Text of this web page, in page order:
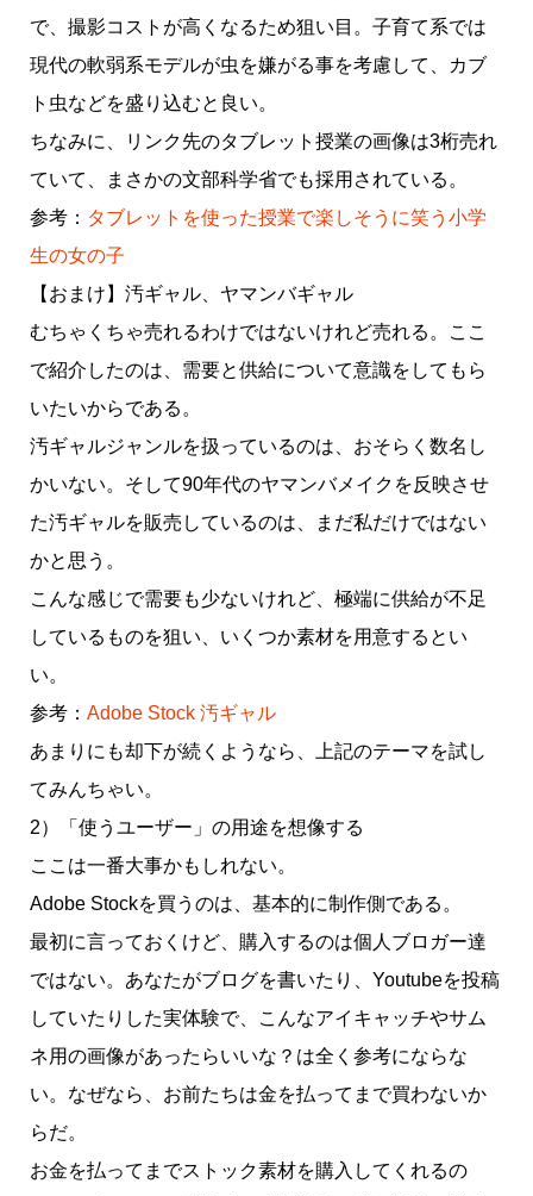
で、撮影コストが高くなるため狙い目。子育て系では
現代の軟弱系モデルが虫を嫌がる事を考慮して、カブ
ト虫などを盛り込むと良い。
ちなみに、リンク先のタブレット授業の画像は3桁売れ
ていて、まさかの文部科学省でも採用されている。
参考： タブレットを使った授業で楽しそうに笑う小学
生の女の子
【おまけ】汚ギャル、ヤマンバギャル
むちゃくちゃ売れるわけではないけれど売れる。ここ
で紹介したのは、需要と供給について意識をしてもら
いたいからである。
汚ギャルジャンルを扱っているのは、おそらく数名し
かいない。そして90年代のヤマンバメイクを反映させ
た汚ギャルを販売しているのは、まだ私だけではない
かと思う。
こんな感じで需要も少ないけれど、極端に供給が不足
しているものを狙い、いくつか素材を用意するとい
い。
参考： Adobe Stock 汚ギャル
あまりにも却下が続くようなら、上記のテーマを試し
てみんちゃい。
2）「使うユーザー」の用途を想像する
ここは一番大事かもしれない。
Adobe Stockを買うのは、基本的に制作側である。
最初に言っておくけど、購入するのは個人ブロガー達
ではない。あなたがブログを書いたり、Youtubeを投稿
していたりした実体験で、こんなアイキャッチやサム
ネ用の画像があったらいいな？は全く参考にならな
い。なぜなら、お前たちは金を払ってまで買わないか
らだ。
お金を払ってまでストック素材を購入してくれるの